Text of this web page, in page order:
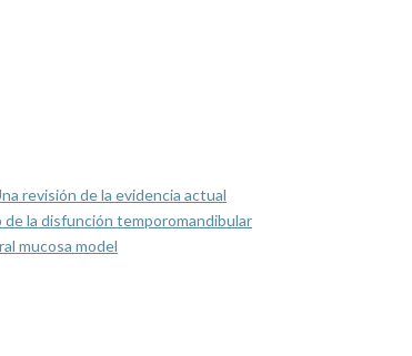
revisión de la evidencia actual
la disfunción temporomandibular
mucosa model